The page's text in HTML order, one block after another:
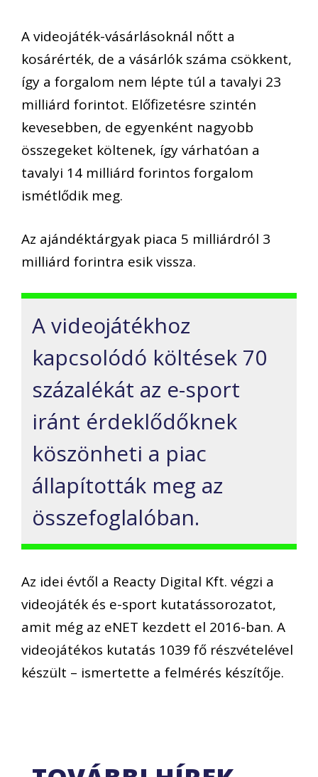
A videojáték-vásárlásoknál nőtt a
kosárérték, de a vásárlók száma csökkent,
így a forgalom nem lépte túl a tavalyi 23
milliárd forintot. Előfizetésre szintén
kevesebben, de egyenként nagyobb
összegeket költenek, így várhatóan a
tavalyi 14 milliárd forintos forgalom
ismétlődik meg.
Az ajándéktárgyak piaca 5 milliárdról 3
milliárd forintra esik vissza.
A videojátékhoz
kapcsolódó költések 70
százalékát az e-sport
iránt érdeklődőknek
köszönheti a piac
állapították meg az
összefoglalóban.
Az idei évtől a Reacty Digital Kft. végzi a
videojáték és e-sport kutatássorozatot,
amit még az eNET kezdett el 2016-ban. A
videojátékos kutatás 1039 fő részvételével
készült – ismertette a felmérés készítője.